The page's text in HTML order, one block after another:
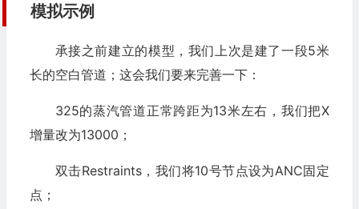
模拟示例
承接之前建立的模型，我们上次是建了一段5米
长的空白管道；这会我们要来完善一下：
325的蒸汽管道正常跨距为13米左右，我们把X
增量改为13000；
双击Restraints，我们将10号节点设为ANC固定
点；